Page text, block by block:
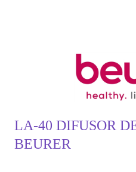
LA-40 DIFUSOR
BEURER